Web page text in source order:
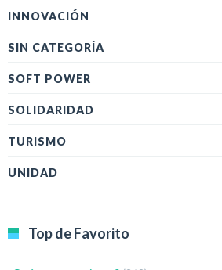
INNOVACIÓN
SIN CATEGORÍA
SOFT POWER
SOLIDARIDAD
TURISMO
UNIDAD
Top de Favorito